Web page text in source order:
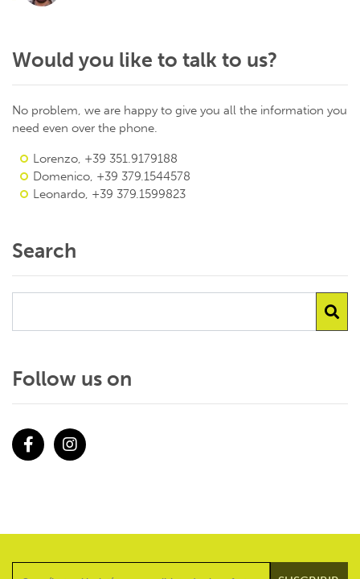
Would you like to talk to us?
No problem, we are happy to give you all the information you
need even over the phone.
Lorenzo, +39 351.9179188
Domenico, +39 379.1544578
Leonardo, +39 379.1599823
Search
Follow us on